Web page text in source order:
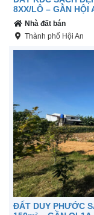
8XX/LÔ – GẦN HỘI
Nhà đất bán
Thành phố Hội An
ĐẤT DUY PHƯỚC